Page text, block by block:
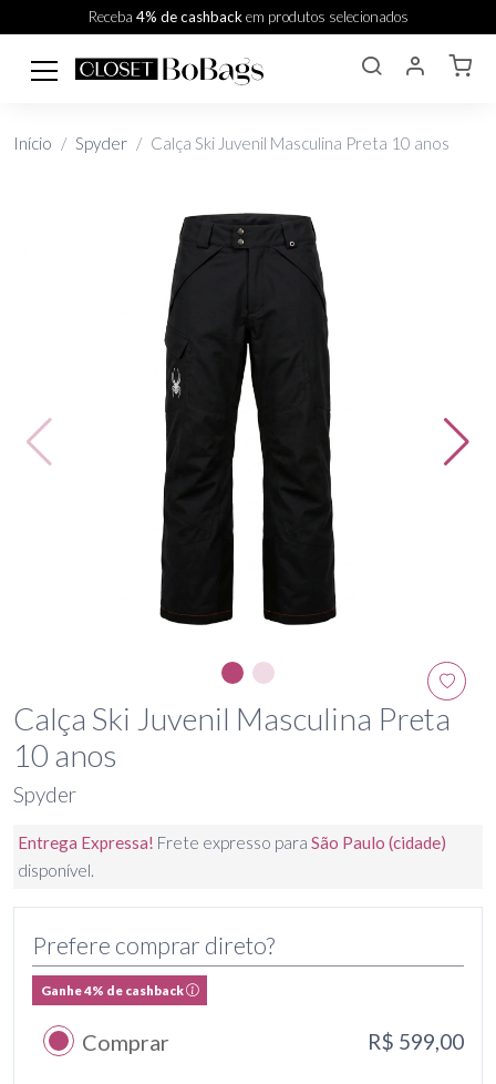
Receba 4% de cashbackem produtos selecionados
Início Spyder Calça Ski Juvenil Masculina Preta 10 anos
Calça Ski Juvenil Masculina Preta
10 anos
Spyder
Entrega Expressa! Frete expresso para São Paulo (cidade)
disponível.
Prefere comprar direto?
Ganhe 4% de cashback
Comprar R$ 599,00